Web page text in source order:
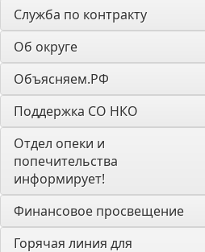
Служба по контракту
Об округе
Объясняем.РФ
Поддержка СО НКО
Отдел опеки и
попечительства
информирует!
Финансовое просвещение
Горячая линия для